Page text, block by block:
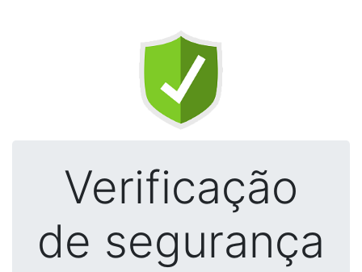
Verificação
de segurança